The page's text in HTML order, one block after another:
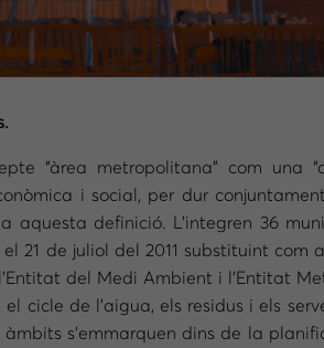
“àrea metropolitana” com una
i social, per dur
aquesta definició. L’integren 36
21 de juliol del 2011 substituint
del Medi Ambient i l’Entitat
cicle de l’aigua, els residus i els
s’emmarquen dins de la